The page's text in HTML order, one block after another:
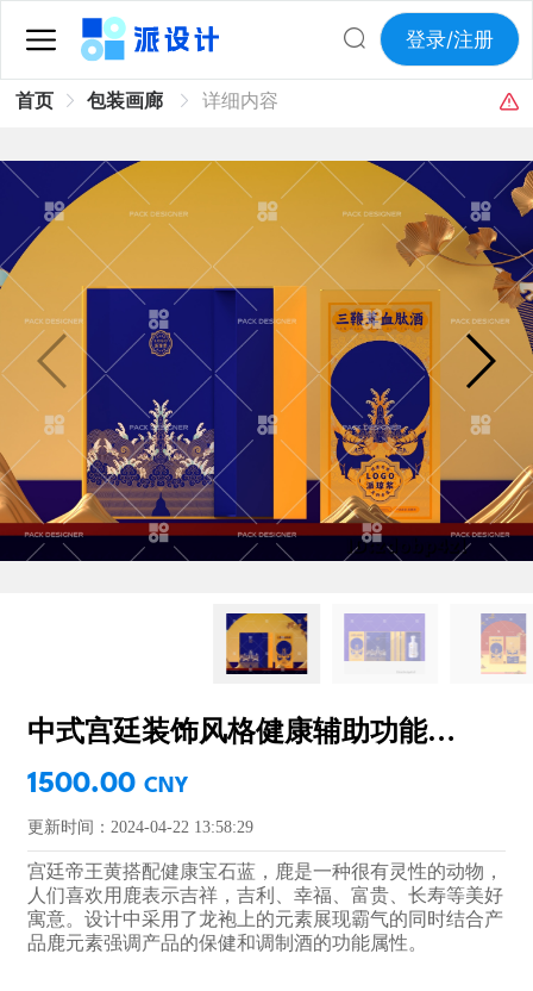
登录/注册
首页 包装画廊 详细内容
中式宫廷装饰风格健康辅助功能药酒包装设计
1500.00 CNY
更新时间：2024-04-22 13:58:29
宫廷帝王黄搭配健康宝石蓝，鹿是一种很有灵性的动物，
人们喜欢用鹿表示吉祥，吉利、幸福、富贵、长寿等美好
寓意。设计中采用了龙袍上的元素展现霸气的同时结合产
品鹿元素强调产品的保健和调制酒的功能属性。